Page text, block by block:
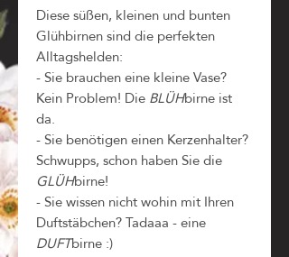
Diese süßen, kleinen und bunten
Glühbirnen sind die perfekten
Alltagshelden:
- Sie brauchen eine kleine Vase?
Kein Problem! DieBLÜHbirne ist
da.
- Sie benötigen einen Kerzenhalter?
Schwupps, schon haben Sie die
GLÜHbirne!
- Sie wissen nicht wohin mit Ihren
Duftstäbchen? Tadaaa - eine
DUFTbirne :)